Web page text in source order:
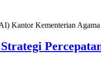
Kantor Kementerian